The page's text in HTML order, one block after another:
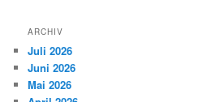
ARCHIV
Juli 2026
Juni 2026
Mai 2026